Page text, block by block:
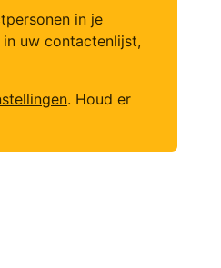
in je
uw contactenlijst,
. Houd er